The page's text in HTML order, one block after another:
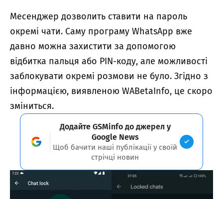
Месенджер дозволить ставити на пароль
окремі чати. Саму програму WhatsApp вже
давно можна захистити за допомогою
відбитка пальця або PIN-коду, але можливості
заблокувати окремі розмови не було. Згідно з
інформацією, виявленою WABetaInfo, це скоро
зміниться.
Додайте GSMinfo до джерел у
Google News
Щоб бачити наші публікації у своїй
стрічці новин